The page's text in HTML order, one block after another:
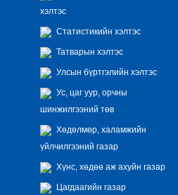
хэлтэс
Статистикийн хэлтэс
Татварын хэлтэс
Улсын бүртгэлийн хэлтэс
Ус, цаг уур, орчны
шинжилгээний төв
Хөдөлмөр, халамжийн
үйлчилгээний газар
Хүнс, хөдөө аж ахуйн газар
Цагдаагийн газар